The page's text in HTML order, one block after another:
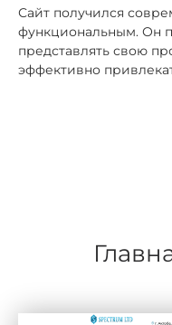
Сайт получился
функциональным. Он
представлять свою
эффективно